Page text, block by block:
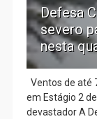
Defesa
severo
nesta
Ventos de até
em Estágio 2
devastador A